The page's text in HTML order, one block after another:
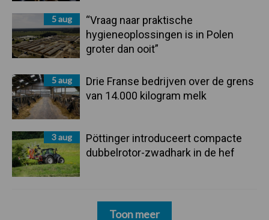
5 aug
“Vraag naar praktische
hygieneoplossingen is in Polen
groter dan ooit”
5 aug
Drie Franse bedrijven over de grens
van 14.000 kilogram melk
3 aug
Pöttinger introduceert compacte
dubbelrotor-zwadhark in de hef
Toon meer